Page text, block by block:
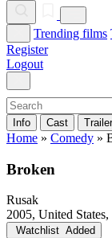
Trending films
Register
Logout
Info Cast
Home » Comedy »
Broken
Rusak
2005, United
Watchlist Added